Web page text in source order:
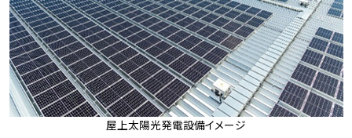
屋上太陽光発電設備イメージ